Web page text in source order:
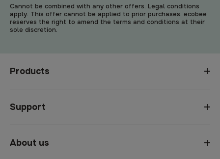
Cannot be combined with any other offers. Legal conditions
apply. This offer cannot be applied to prior purchases. ecobee
reserves the right to amend the terms and conditions at their
sole discretion.
Products
Support
About us